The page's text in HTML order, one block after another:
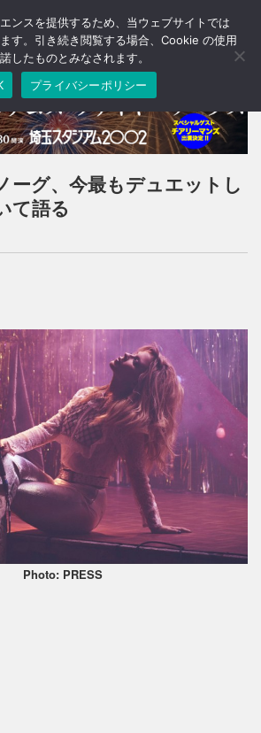
T
o
a
v
i
g
o
ーグ、今最もデュエットし
て語る
Photo: PRESS
ンスを提供するため、当ウェブサイトでは
す。引き続き閲覧する場合、Cookie の使用
したものとみなされます。
プライバシーポリシー